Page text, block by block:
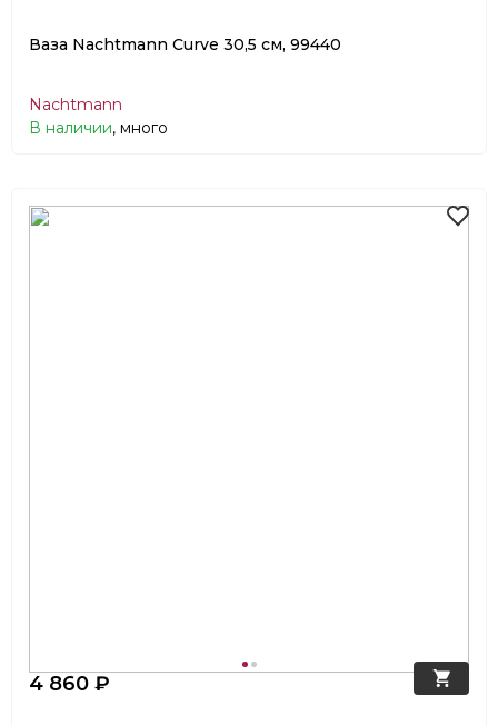
Ваза Nachtmann Curve 30,5 см, 99440
Nachtmann
В наличии, много
4 860 ₽